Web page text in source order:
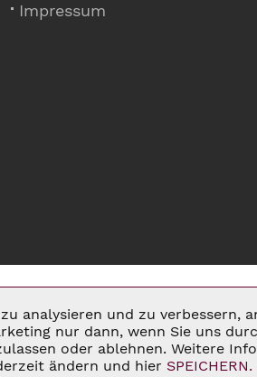
Impressum
GGF. NACHNAHMEGEBÜHREN, WENN
analysieren und zu verbessern,
nur dann, wenn Sie uns
oder ablehnen. Weitere
ändern und hier SPEICHERN.